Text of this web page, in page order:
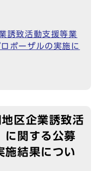
誘致活動支援等業
ポーザルの実施に
区企業誘致活
に関する公募
施結果につい